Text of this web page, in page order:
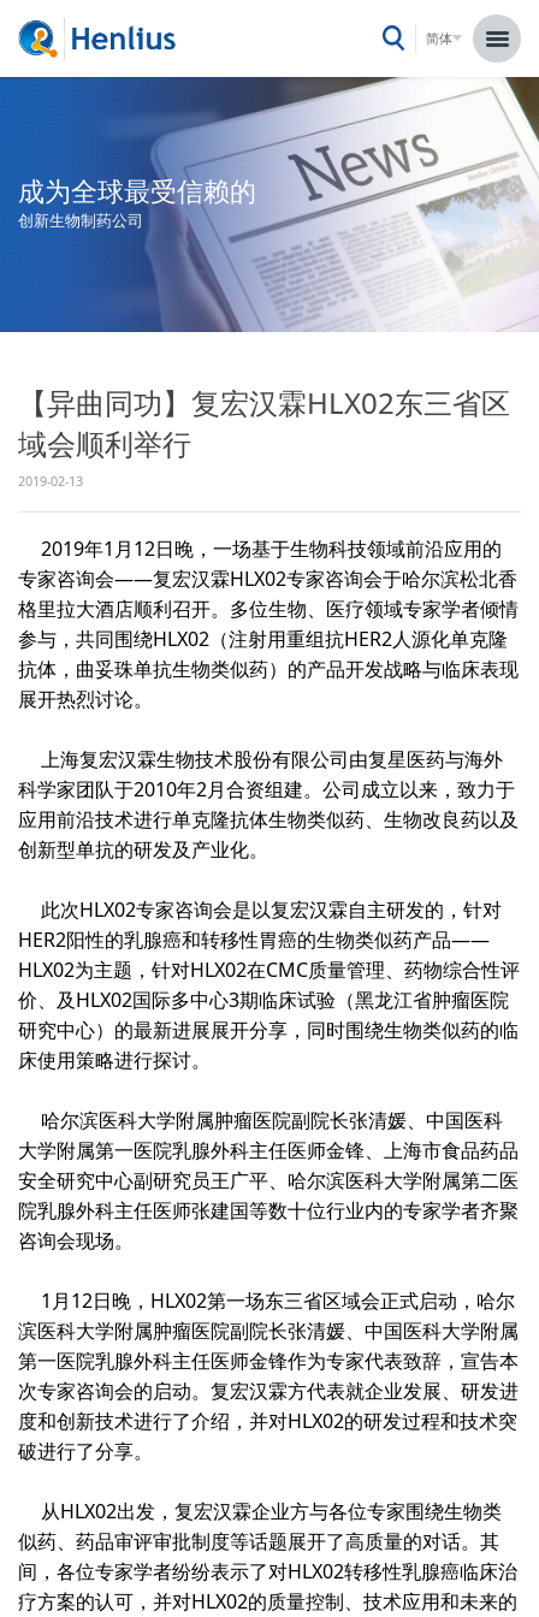
简体
成为全球最受信赖的
创新生物制药公司
【异曲同功】复宏汉霖HLX02东三省区
域会顺利举行
2019-02-13
2019年1 月12日晚，一场基于生物科技领域前沿应用的
专家咨询会——复宏汉霖HLX02专家咨询会于哈尔滨松北香
格里拉大酒店顺利召开。多位生物、医疗领域专家学者倾情
参与，共同围绕HLX02 （注射用重组抗HER2人源化单克隆
抗体，曲妥珠单抗生物类似药）的产品开发战略与临床表现
展开热烈讨论。
上海复宏汉霖生物技术股份有限公司由复星医药与海外
科学家团队于2010年2月合资组建。公司成立以来，致力于
应用前沿技术进行单克隆抗体生物类似药、生物改良药以及
创新型单抗的研发及产业化。
此次HLX02专家咨询会是以复宏汉霖自主研发的，针对
HER2阳性的乳腺癌和转移性胃癌的生物类似药产品——
HLX02为主题，针对HLX02在CMC质量管理、药物综合性评
价、及HLX02国际多中心3期临床试验（黑龙江省肿瘤医院
研究中心）的最新进展展开分享，同时围绕生物类似药的临
床使用策略进行探讨。
哈尔滨医科大学附属肿瘤医院副院长张清媛、中国医科
大学附属第一医院乳腺外科主任医师金锋、上海市食品药品
安全研究中心副研究员王广平、哈尔滨医科大学附属第二医
院乳腺外科主任医师张建国等数十位行业内的专家学者齐聚
咨询会现场。
1 月12日晚， HLX02第一场东三省区域会正式启动，哈尔
滨医科大学附属肿瘤医院副院长张清媛、中国医科大学附属
第一医院乳腺外科主任医师金锋作为专家代表致辞，宣告本
次专家咨询会的启动。复宏汉霖方代表就企业发展、研发进
度和创新技术进行了介绍，并对HLX02的研发过程和技术突
破进行了分享。
从HLX02出发，复宏汉霖企业方与各位专家围绕生物类
似药、药品审评审批制度等话题展开了高质量的对话。其
间，各位专家学者纷纷表示了对HLX02转移性乳腺癌临床治
疗方案的认可，并对HLX02的质量控制、技术应用和未来的